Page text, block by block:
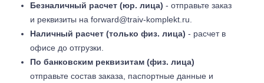
Безналичный расчет (юр. лица) - отправьте заказ
и реквизиты на forward@traiv-komplekt.ru
Наличный расчет (только физ. лица) - расчет в
офисе до отгрузки.
По банковским реквизитам (физ. лица)
отправьте состав заказа, паспортные данные и